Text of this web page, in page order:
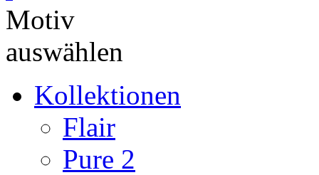
Motiv
auswählen
Kollektionen
Flair
Pure 2